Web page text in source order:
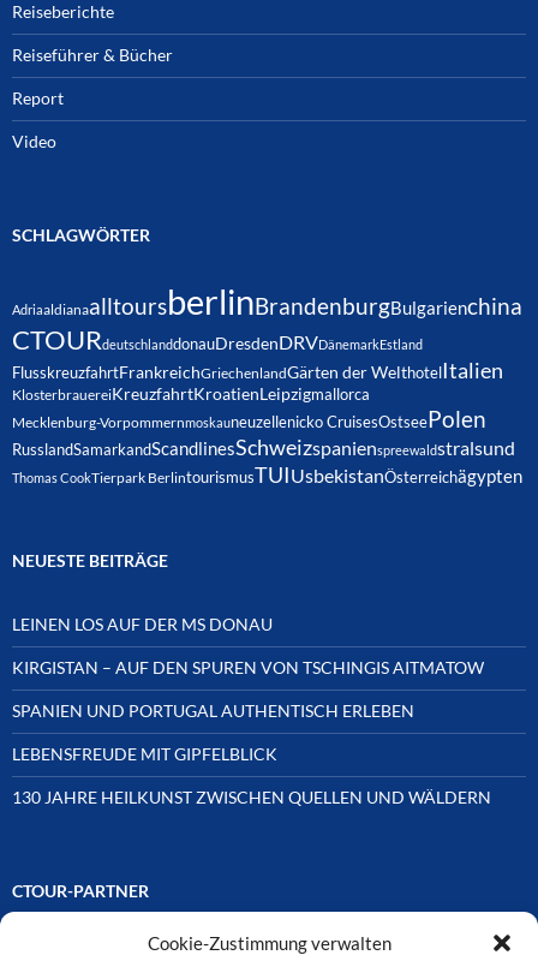
Cookie-Zustimmung verwalten
Reiseberichte
Reiseführer & Bücher
Report
Video
SCHLAGWÖRTER
AdriaaldianaalltoursberlinBrandenburgBulgarienchina
CTOURdeutschlanddonauDresdenDRVDänemarkEstland
FlusskreuzfahrtFrankreichGriechenlandGärten der Welthotel Italien
KlosterbrauereiKreuzfahrtKroatienLeipzigmallorca
Mecklenburg-Vorpommernmoskauneuzellenicko CruisesOstseePolen
RusslandSamarkandScandlinesSchweizspanienspreewaldstralsund
Thomas CookTierpark BerlintourismusTUIUsbekistanÖsterreichägypten
NEUESTE BEITRÄGE
LEINEN LOS AUF DER MS DONAU
KIRGISTAN – AUF DEN SPUREN VON TSCHINGIS AITMATOW
SPANIEN UND PORTUGAL AUTHENTISCH ERLEBEN
LEBENSFREUDE MIT GIPFELBLICK
130 JAHRE HEILKUNST ZWISCHEN QUELLEN UND WÄLDERN
CTOUR-PARTNER
Unsere Reisejournalisten-Vereinigung ist über Mitglieder und